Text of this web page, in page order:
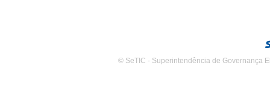
© SeTIC - Superintendência de Governança